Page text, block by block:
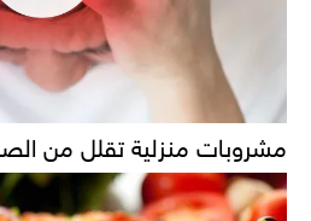
مشروبات منزلية تقلل من